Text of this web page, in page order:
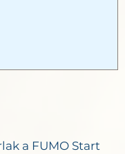
a FUMO Start